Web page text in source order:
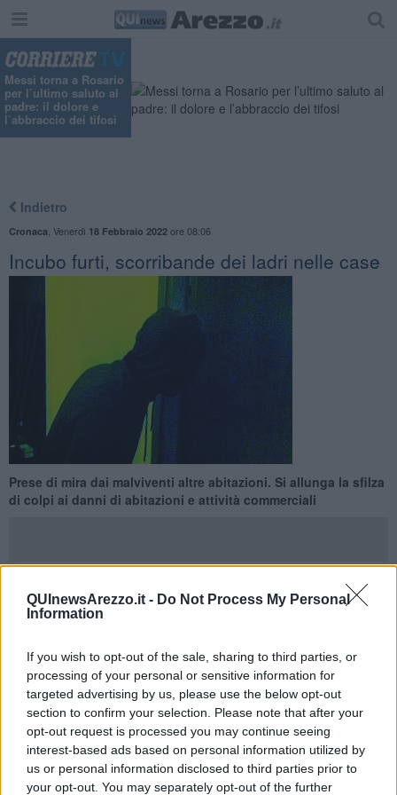
QUInewsArezzo.it - Do Not Process My Personal
Information
If you wish to opt-out of the sale, sharing to third parties, or
processing of your personal or sensitive information for
targeted advertising by us, please use the below opt-out
section to confirm your selection. Please note that after your
opt-out request is processed you may continue seeing
interest-based ads based on personal information utilized by
us or personal information disclosed to third parties prior to
your opt-out. You may separately opt-out of the further
Messi torna a Rosario
per l’ultimo saluto al
padre: il dolore e
l’abbraccio dei tifosi
Indietro
Cronaca Venerdì 18 Febbraio 2022ore 08:06
Incubo furti, scorribande dei ladri nelle case
Prese di mira dai malviventi altre abitazioni. Si allunga la sfilza
di colpi ai danni di abitazioni e attività commerciali
LATERINA - AREZZO — furti ai danni di abitazioni
e non
sempre in città.
Ma anche case nella zona di Maestà a Laterina.Questi ultimi
episodi risalirebbero esattamente ad una settimana fa. Lo scorso
venerdì una banda di"topi d'appartamento" avrebbero prima
atteso che i proprietari uscissero da casa per poi entrare in azione
e trafugare quello che hanno potuto. Un colpo andato a segno e un
altro, invece, interrotto dal rientro dell'inquilina. La refurtiva è stata